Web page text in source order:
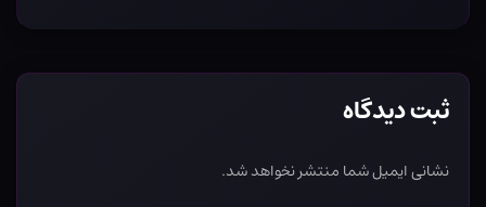
ثبت دیدگاه
نشانی ایمیل شما منتشر نخواهد شد.